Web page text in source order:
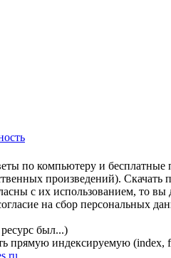
по компьютеру и
произведений). Скачать
с их использованием, то
на сбор персональных
ресурс был...)
прямую индексируемую